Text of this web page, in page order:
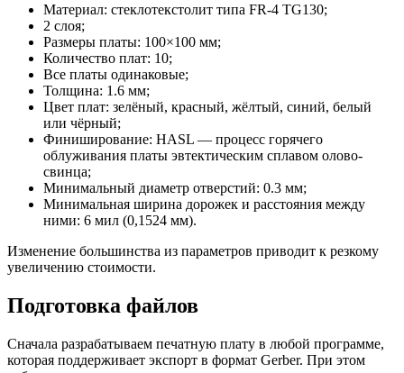
Материал: стеклотекстолит типа FR-4 TG130;
2 слоя;
Размеры платы: 100×100 мм;
Количество плат: 10;
Все платы одинаковые;
Толщина: 1.6 мм;
Цвет плат: зелёный, красный, жёлтый, синий, белый
или чёрный;
Финиширование: HASL — процесс горячего
облуживания платы эвтектическим сплавом олово-
свинца;
Минимальный диаметр отверстий: 0.3 мм;
Минимальная ширина дорожек и расстояния между
ними: 6 мил (0,1524 мм).
Изменение большинства из параметров приводит к резкому
увеличению стоимости.
Подготовка файлов
Сначала разрабатываем печатную плату в любой программе,
которая поддерживает экспорт в формат Gerber. При этом